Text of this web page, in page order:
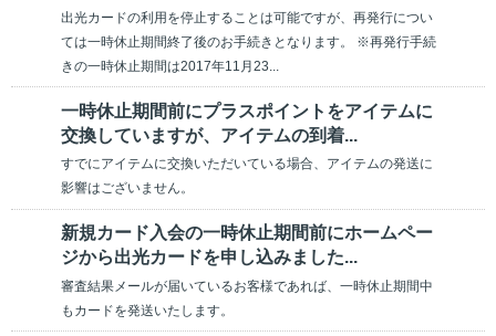
出光カードの利用を停止することは可能ですが、再発行につい
ては一時休止期間終了後のお手続きとなります。 ※再発行手続
きの一時休止期間は2017年11月23...
一時休止期間前にプラスポイントをアイテムに
交換していますが、アイテムの到着...
すでにアイテムに交換いただいている場合、アイテムの発送に
影響はございません。
新規カード入会の一時休止期間前にホームペー
ジから出光カードを申し込みました...
審査結果メールが届いているお客様であれば、一時休止期間中
もカードを発送いたします。